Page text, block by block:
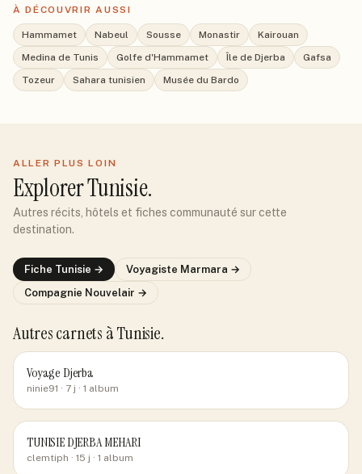
À DÉCOUVRIR AUSSI
Hammamet Nabeul Sousse Monastir
Kairouan
Medina de Tunis
Golfe d'Hammamet Île de Djerba
Gafsa
Tozeur
Sahara tunisien Musée du Bardo
ALLER PLUS LOIN
ExplorerTunisie.
Autres récits, hôtels et fiches communauté sur cette
destination.
Fiche Tunisie → Voyagiste Marmara →
Compagnie Nouvelair →
Autres carnets à Tunisie.
Voyage Djerba
ninie91 · 7 j · 1 album
TUNISIE DJERBA MEHARI
clemtiph · 15 j · 1 album